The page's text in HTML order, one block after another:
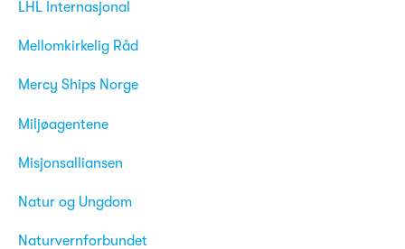
LHL Internasjonal
Mellomkirkelig Råd
Mercy Ships Norge
Miljøagentene
Misjonsalliansen
Natur og Ungdom
Naturvernforbundet